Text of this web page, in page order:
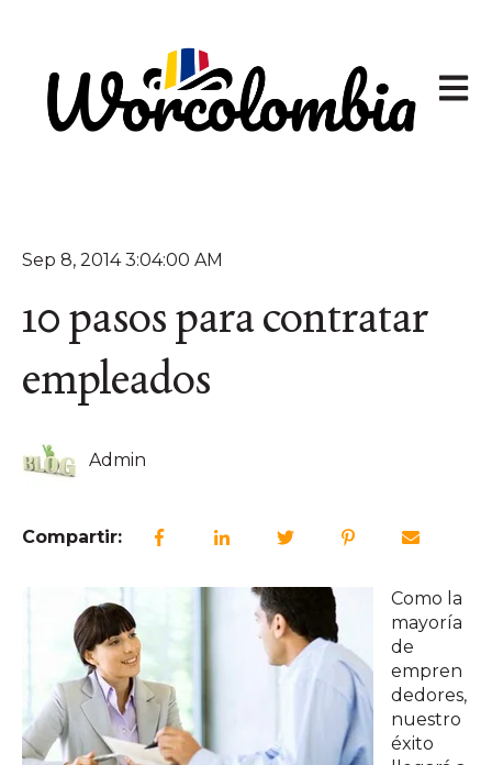
Abrir
Sep 8, 2014 3:04:00 AM
10 pasos para contratar
empleados
Admin
Compartir:
Como la
mayoría
de
empren
dedores,
nuestro
éxito